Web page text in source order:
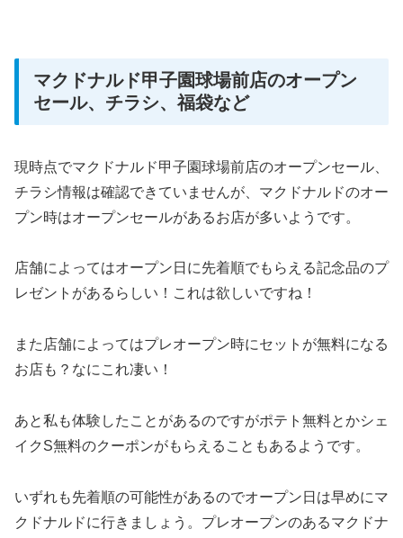
マクドナルド甲子園球場前店のオープン
セール、チラシ、福袋など
現時点でマクドナルド甲子園球場前店のオープンセール、
チラシ情報は確認できていませんが、マクドナルドのオー
プン時はオープンセールがあるお店が多いようです。
店舗によってはオープン日に先着順でもらえる記念品のプ
レゼントがあるらしい！これは欲しいですね！
また店舗によってはプレオープン時にセットが無料になる
お店も？なにこれ凄い！
あと私も体験したことがあるのですがポテト無料とかシェ
イクS無料のクーポンがもらえることもあるようです。
いずれも先着順の可能性があるのでオープン日は早めにマ
クドナルドに行きましょう。プレオープンのあるマクドナ